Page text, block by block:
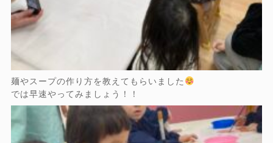
麺やスープの作り方を教えてもらいました
では早速やってみましょう！！